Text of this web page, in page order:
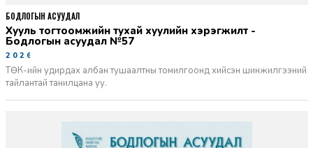
Хууль тогтоомжийн тухай хуулийн хэрэгжилт -
Бодлогын асуудал №57
2026-06-02
ТӨК-ийн удирдах албан тушаалтны томилгоонд хийсэн шинжилгээний
тайлантай танилцана уу.
БОДЛОГЫН АСУУДАЛ